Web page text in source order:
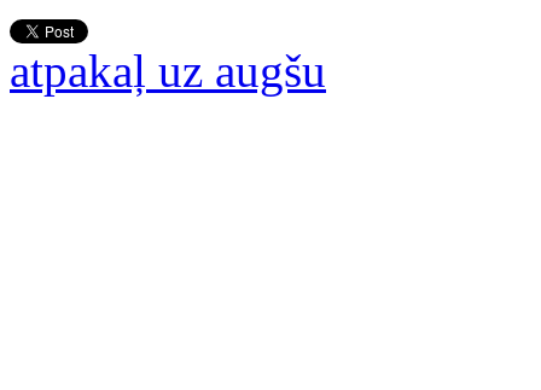
atpakaļ uz augšu